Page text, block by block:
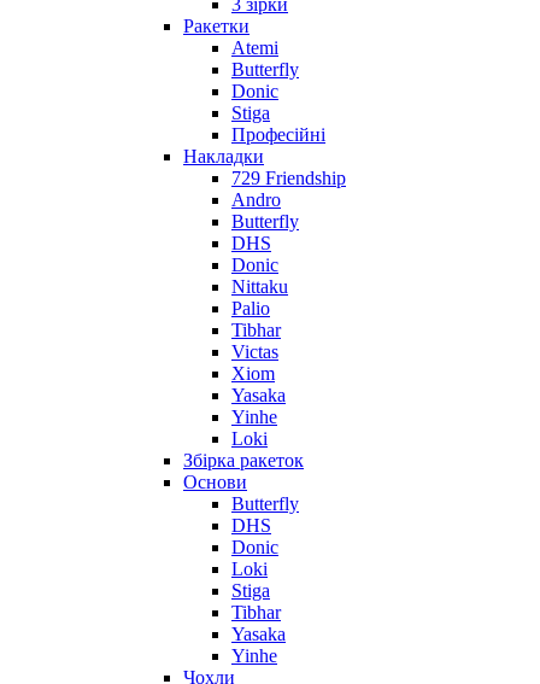
3 зірки
Ракетки
Atemi
Butterfly
Donic
Stiga
Професійні
Накладки
729 Friendship
Andro
Butterfly
DHS
Donic
Nittaku
Palio
Tibhar
Victas
Xiom
Yasaka
Yinhe
Loki
Збірка ракеток
Основи
Butterfly
DHS
Donic
Loki
Stiga
Tibhar
Yasaka
Yinhe
Чохли